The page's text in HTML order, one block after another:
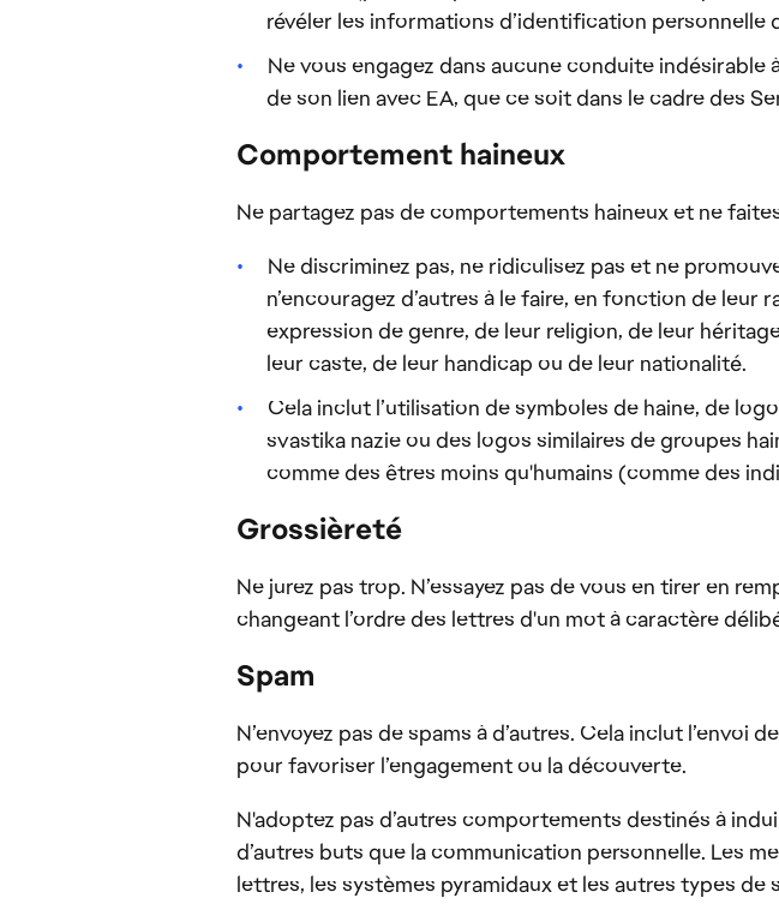
révéler les informations d’identification personnelle
Ne vous engagez dans aucune conduite indésirable
de son lien avec EA, que ce soit dans le cadre des
Comportement haineux
Ne partagez pas de comportements haineux et ne
Ne discriminez pas, ne ridiculisez pas et ne
n’encouragez d’autres à le faire, en fonction de
expression de genre, de leur religion, de leur
leur caste, de leur handicap ou de leur nationalité.
Cela inclut l’utilisation de symboles de haine, de
svastika nazie ou des logos similaires de groupes
comme des êtres moins qu'humains (comme des
Grossièreté
Ne jurez pas trop. N’essayez pas de vous en tirer en
changeant l’ordre des lettres d'un mot à caractère
Spam
N’envoyez pas de spams à d’autres. Cela inclut
pour favoriser l’engagement ou la découverte.
N'adoptez pas d’autres comportements destinés à
d’autres buts que la communication personnelle. Les
lettres, les systèmes pyramidaux et les autres types